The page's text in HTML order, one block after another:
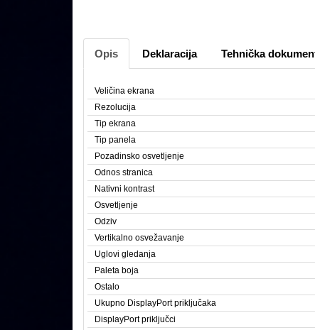
Opis Deklaracija Tehnička
Veličina ekrana
Rezolucija
Tip ekrana
Tip panela
Pozadinsko osvetljenje
Odnos stranica
Nativni kontrast
Osvetljenje
Odziv
Vertikalno osvežavanje
Uglovi gledanja
Paleta boja
Ostalo
Ukupno DisplayPort priključaka
DisplayPort priključci